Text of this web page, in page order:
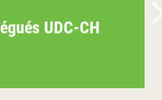
UDC-CH